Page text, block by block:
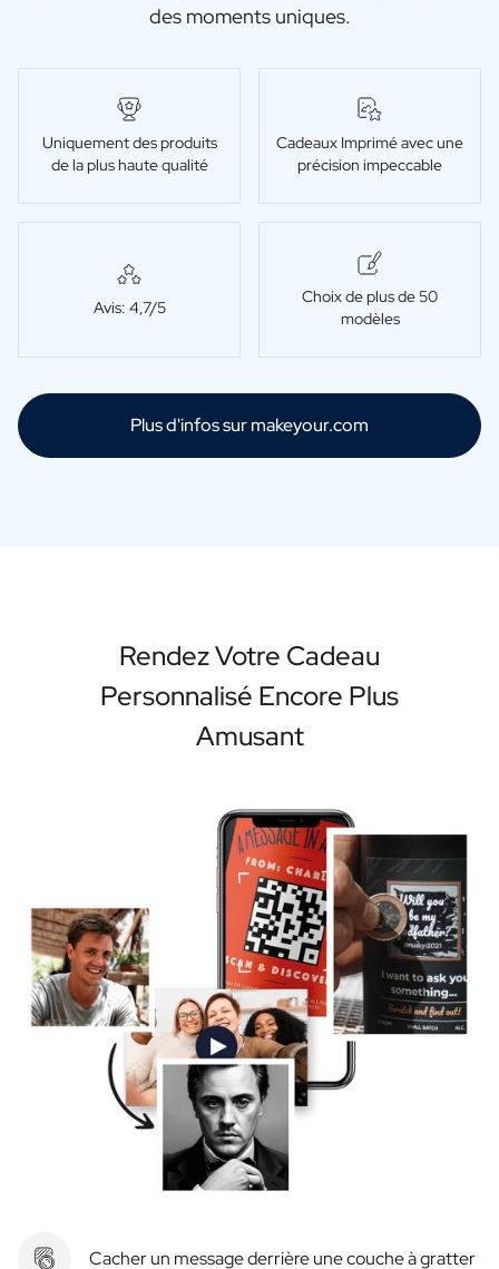
des moments uniques.
Uniquement des produits
de la plus haute qualité
Cadeaux Imprimé avec une
précision impeccable
Avis: 4,7/5
Choix de plus de 50
modèles
Plus d'infos sur makeyour.com
Rendez Votre Cadeau
Personnalisé Encore Plus
Amusant
Cacher un message derrière une couche à gratter